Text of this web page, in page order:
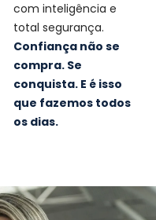
com inteligência e
total segurança.
Confiança não se
compra. Se
conquista. E é isso
que fazemos todos
os dias.